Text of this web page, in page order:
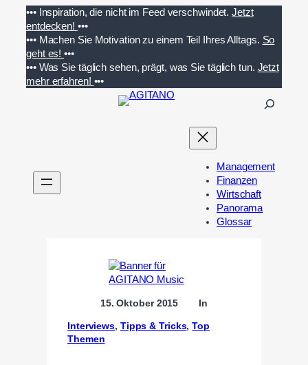
Inhalt
springen
••• Inspiration, die nicht im Feed verschwindet. Jetzt
entdecken! •••
••• Machen Sie Motivation zu einem Teil Ihres Alltags. So
geht es!•••
••• Was Sie täglich sehen, prägt, was Sie täglich tun. Jetzt
mehr erfahren! •••
n
Management
Finanzen
Wirtschaft
Panorama
Glossar
15. Oktober 2015 In
Interviews, Tipps & Tricks, Top
Themen